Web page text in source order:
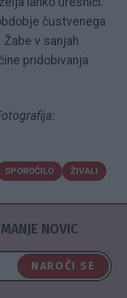
čustvenega
v sanjah
pridobivanja
SPOROČILO ŽIVALI
NOVIC
NAROČI SE